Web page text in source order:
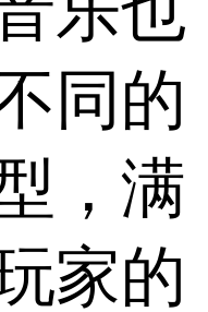
同的
，满
家的